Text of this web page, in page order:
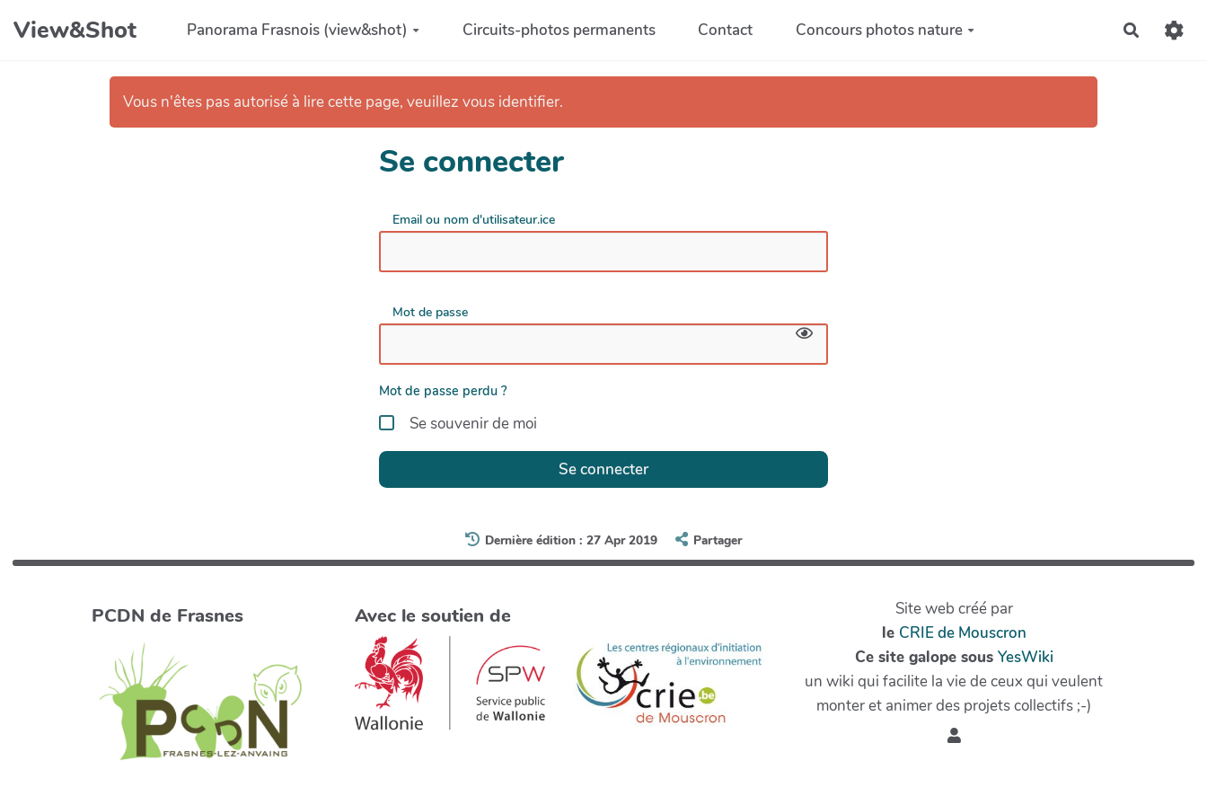
Aller au contenu principal
View&Shot Panorama Frasnois (view&shot) Circuits-photos permanents Contact Concours photos nature
Vous n'êtes pas autorisé à lire cette page, veuillez vous identifier.
Se connecter
Email ou nom d'utilisateur.ice
Mot de passe
Mot de passe perdu ?
Se souvenir de moi
Se connecter
Dernière édition : 27 Apr 2019 Partager
PCDN de Frasnes Avec le soutien de
Site web créé par
le CRIE de Mouscron
Ce site galope sous YesWiki
un wiki qui facilite la vie de ceux qui veulent
monter et animer des projets collectifs ;-)